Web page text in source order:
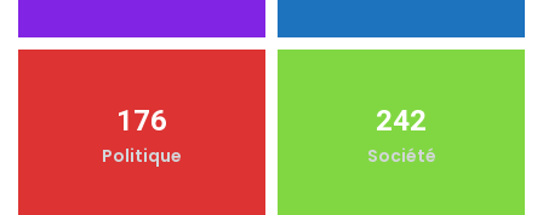
176
Politique
242
Société